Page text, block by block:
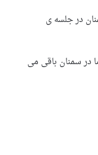
در جلسه ی
در سمنان باقی می